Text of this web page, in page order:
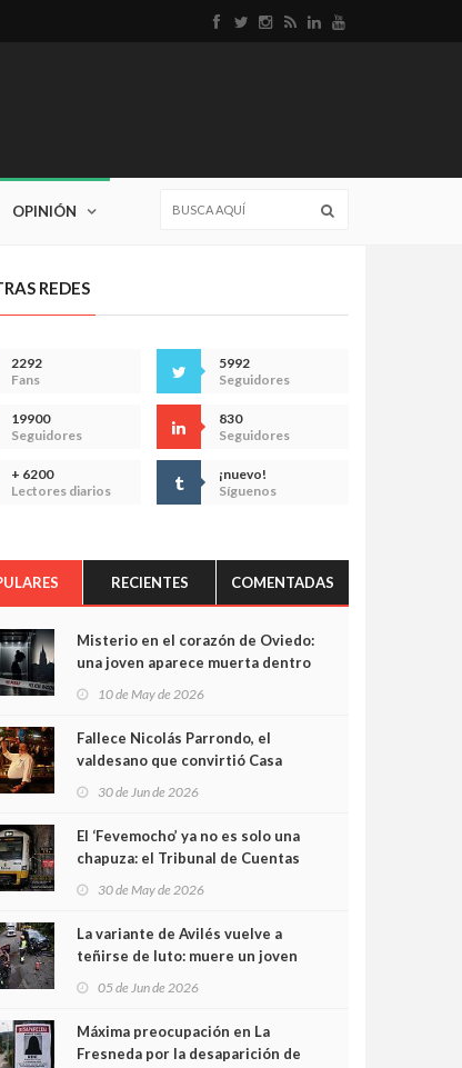
OPINIÓN
REDES
2292
Fans
5992
Seguidores
19900
Seguidores
830
Seguidores
+ 6200
Lectores diarios
¡nuevo!
Síguenos
RECIENTES COMENTADAS
Misterio en el corazón de Oviedo:
una joven aparece muerta dentro
cámaras captan sus últimos
minutos
10 de May de 2026
Fallece Nicolás Parrondo, el
valdesano que convirtió Casa
30 de Jun de 2026
El ‘Fevemocho’ ya no es solo una
chapuza: el Tribunal de Cuentas
sobrecoste de los trenes que no
cabían por los túneles
30 de May de 2026
La variante de Avilés vuelve a
teñirse de luto: muere un joven
05 de Jun de 2026
Máxima preocupación en La
Fresneda por la desaparición de